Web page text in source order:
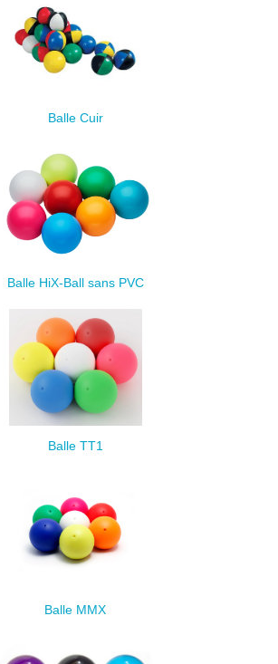
Balle Cuir
Balle HiX-Ball sans PVC
Balle TT1
Balle MMX